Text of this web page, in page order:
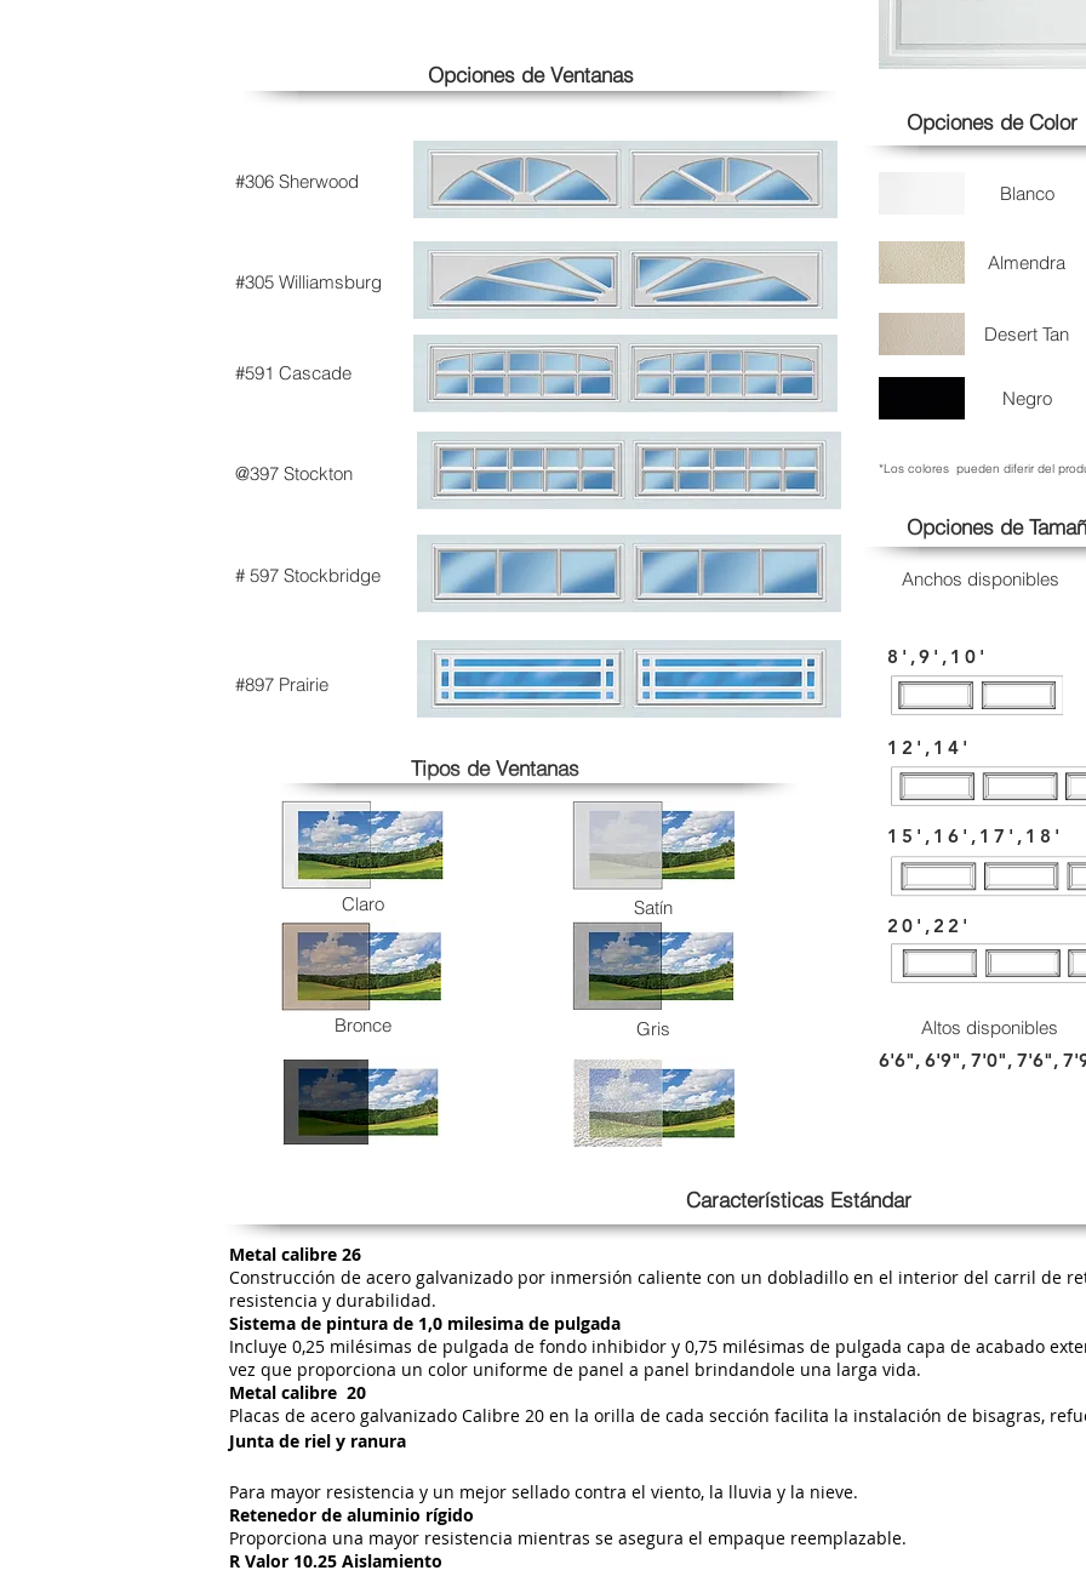
Opciones de Ventanas
#306 Sherwood
Opciones de Color
Blanco
#305 Williamsburg
#591 Cascade
@397 Stockton
# 597 Stockbridge
#897 Prairie
Tipos de Ventanas
Claro Satín
Bronce Gris
Almendra
Desert Tan
Negro
*Los colores pueden diferir del
Opciones de
Anchos disponibles
8',9',10'
12',14'
15',16',17',18'
20',22'
Altos disponibles
6'6", 6'9", 7'0", 7'6",
Características Estándar
Metal calibre 26
Construcción de acero galvanizado por inmersión caliente con un dobladillo en el interior del carril de
resistencia y durabilidad.
Sistema de pintura de 1,0 milesima de pulgada
Incluye 0,25 milésimas de pulgada de fondo inhibidor y 0,75 milésimas de pulgada capa de acabado
vez que proporciona un color uniforme de panel a panel brindandole una larga vida.
Metal calibre 20
Placas de acero galvanizado Calibre 20 en la orilla de cada sección facilita la instalación de bisagras,
Junta de riel y ranura
Para mayor resistencia y un mejor sellado contra el viento, la lluvia y la nieve.
Retenedor de aluminio rígido
Proporciona una mayor resistencia mientras se asegura el empaque reemplazable.
R Valor 10.25 Aislamiento